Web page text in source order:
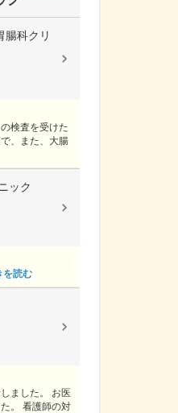
腸科クリ
検査を受けた
、また、大腸
ック
を読む
ました。 お医
。 看護師の対